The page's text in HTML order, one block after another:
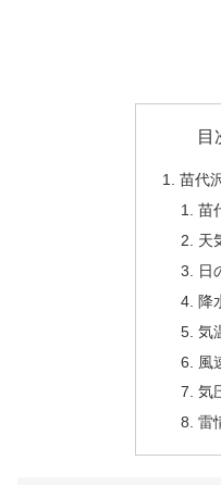
目
苗代
苗
天
日
降
気
風
気
雷